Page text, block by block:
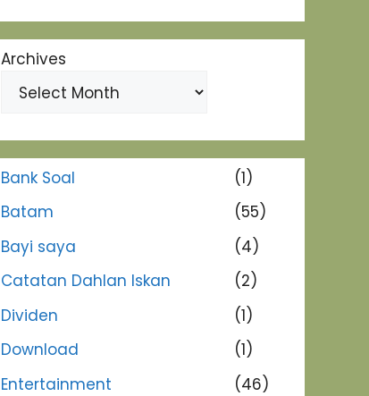
Archives
Bank Soal
(1)
Batam
(55)
Bayi saya
(4)
Catatan Dahlan Iskan
(2)
Dividen
(1)
Download
(1)
Entertainment
(46)